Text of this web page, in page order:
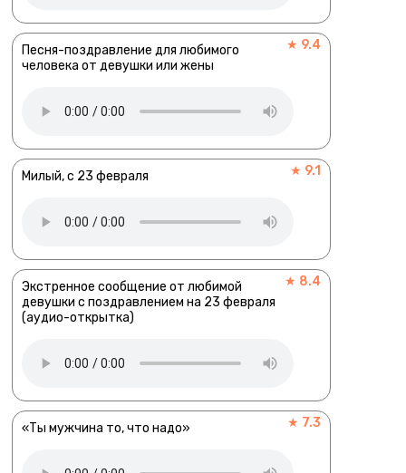
Песня-поздравление для любимого
человека от девушки или жены
★ 9.4
Милый, с 23 февраля ★ 9.1
Экстренное сообщение от любимой
девушки с поздравлением на 23 февраля
(аудио-открытка)
★ 8.4
«Ты мужчина то, что надо» ★ 7.3